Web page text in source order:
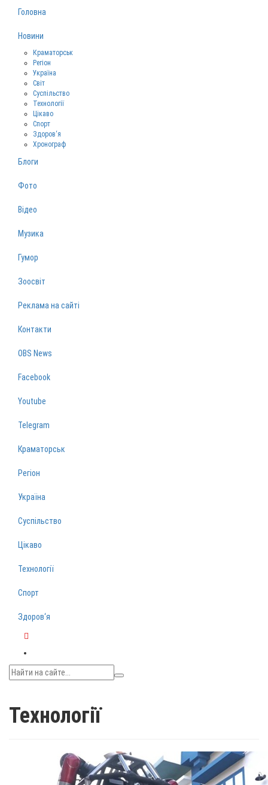
Головна
Новини
Краматорськ
Регіон
Україна
Світ
Суспільство
Технології
Цікаво
Спорт
Здоров‘я
Хронограф
Блоги
Фото
Відео
Музика
Гумор
Зоосвіт
Реклама на сайті
Контакти
OBS News
Facebook
Youtube
Telegram
Краматорськ
Регіон
Україна
Суспільство
Цікаво
Технології
Спорт
Здоров‘я
Технології